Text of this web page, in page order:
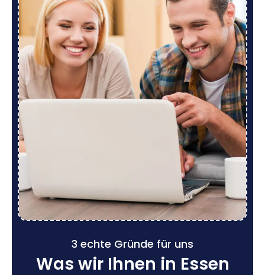
3 echte Gründe für uns
Was wir Ihnen in Essen